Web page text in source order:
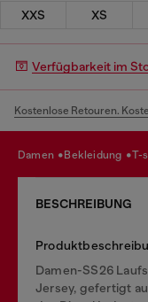
XXS XS
Verfügbarkeit im
Kostenlose Retouren.
damen bekleidung t-
BESCHREIBUNG
Damen-SS26
Jersey, gefertigt